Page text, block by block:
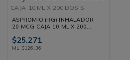
CAJA 10 ML X 200 DOSIS
ASPROMIO (RG) INHALADOR
20 MCG CAJA 10 ML X 200
$25.271
ML $126 36